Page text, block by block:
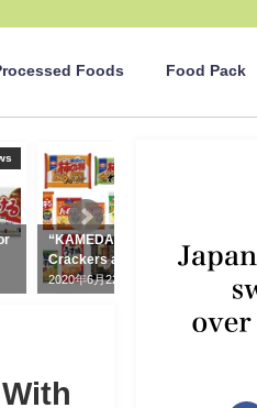
Foods Food Pack
“KAMEDA SEIKA” Rice
Crackers and Snacks
2020年6月22日